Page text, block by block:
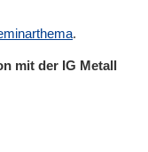
.
mit der IG Metall